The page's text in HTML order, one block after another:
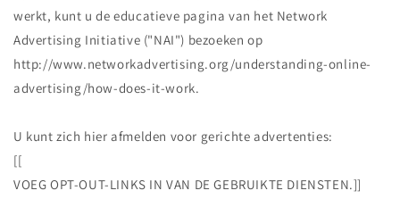
werkt, kunt u de educatieve pagina van het Network
Advertising Initiative ("NAI") bezoeken op
http://www.networkadvertising.org/understanding-online-
advertising/how-does-it-work.
U kunt zich hier afmelden voor gerichte advertenties:
[[
VOEG OPT-OUT-LINKS IN VAN DE GEBRUIKTE DIENSTEN.]]